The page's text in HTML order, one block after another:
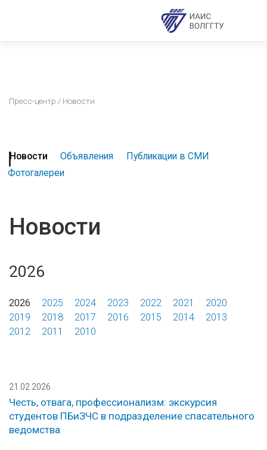
Пресс-центр / Новости
Новости Объявления
Публикации в СМИ
Фотогалереи
Новости
2026
2026 2025 2024 2023 2022 2021
2020
2019
2018 2017 2016 2015 2014
2013
2012
2011 2010
21.02.2026
Честь, отвага, профессионализм: экскурсия
студентов ПБиЗЧС в подразделение спасательного
ведомства